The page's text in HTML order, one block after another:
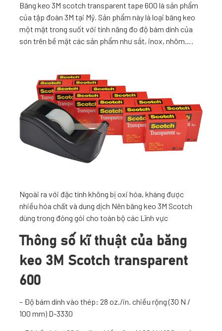
Băng keo 3M scotch transparent tape 600 là sản phẩm
của tập đoàn 3M tại Mỹ. Sản phẩm này là loại băng keo
một mặt trong suốt với tính năng đo độ bám dính của
sơn trên bề mặt các sản phẩm như sắt, inox, nhôm….
Ngoài ra với đặc tính không bị oxi hóa, kháng được
nhiều hóa chất và dung dịch Nên băng keo 3M Scotch
dùng trong đóng gói cho toàn bộ các Lĩnh vực
Thông số kĩ thuật của băng
keo 3M Scotch transparent
600
– Độ bám dính vào thép: 28 oz./in. chiều rộng (30 N /
100 mm) D-3330